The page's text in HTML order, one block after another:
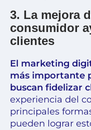
3. La mejora
consumidor
clientes
El marketing
más importante
buscan fidelizar
experiencia del
principales
pueden lograr